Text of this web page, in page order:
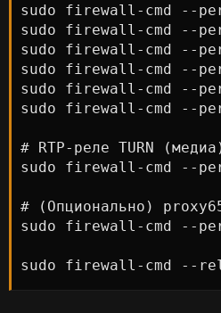
sudo firewall-cmd --
sudo firewall-cmd --
sudo firewall-cmd --
sudo firewall-cmd --
sudo firewall-cmd --
sudo firewall-cmd --
# RTP-реле TURN
sudo firewall-cmd --
# (Опционально)
sudo firewall-cmd --
sudo firewall-cmd --